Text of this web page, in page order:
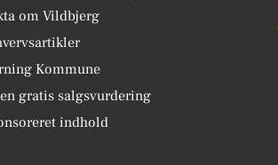
om Vildbjerg
Kommune
gratis salgsvurdering
indhold